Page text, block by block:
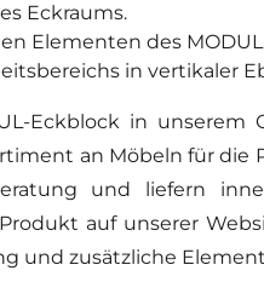
Eckraums.
Elementen des
in vertikaler
Eckblock in unserem
an Möbeln für die
und liefern
auf unserer
und zusätzliche